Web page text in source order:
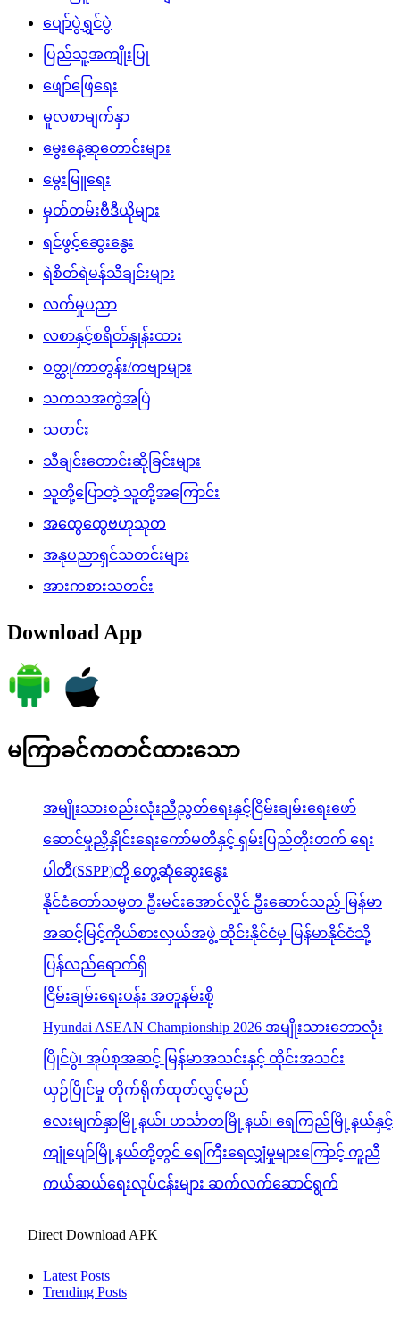
ပျော်ပွဲရွှင်ပွဲ
ပြည်သူ့အကျိုးပြု
ဖျော်ဖြေရေး
မူလစာမျက်နှာ
မွေးနေ့ဆုတောင်းများ
မွေးမြူရေး
မှတ်တမ်းဗီဒီယိုများ
ရင်ဖွင့်ဆွေးနွေး
ရဲစိတ်ရဲမန်သီချင်းများ
လက်မှုပညာ
လစာနှင့်စရိတ်နှုန်းထား
ဝတ္ထု/ကာတွန်း/ကဗျာများ
သကသအကွဲအပြဲ
သတင်း
သီချင်းတောင်းဆိုခြင်းများ
သူတို့ပြောတဲ့ သူတို့အကြောင်း
အထွေထွေဗဟုသုတ
အနုပညာရှင်သတင်းများ
အားကစားသတင်း
Download App
မကြာခင်ကတင်ထားသော
အမျိုးသားစည်းလုံးညီညွတ်ရေးနှင့်ငြိမ်းချမ်းရေးဖော်
ဆောင်မှုညှိနှိုင်းရေးကော်မတီနှင့် ရှမ်းပြည်တိုးတက် ရေး
ပါတီ(SSPP)တို့ တွေ့ဆုံဆွေးနွေး
နိုင်ငံတော်သမ္မတ ဦးမင်းအောင်လှိုင် ဦးဆောင်သည့် မြန်မာ
အဆင့်မြင့်ကိုယ်စားလှယ်အဖွဲ့ ထိုင်းနိုင်ငံမှ မြန်မာနိုင်ငံသို့
ပြန်လည်ရောက်ရှိ
ငြိမ်းချမ်းရေးပန်း အတူနမ်းစို့
Hyundai ASEAN Championship 2026 အမျိုးသားဘောလုံး
ပြိုင်ပွဲ၊ အုပ်စုအဆင့် မြန်မာအသင်းနှင့် ထိုင်းအသင်း
ယှဉ်ပြိုင်မှု တိုက်ရိုက်ထုတ်လွှင့်မည်
လေးမျက်နှာမြို့နယ်၊ ဟင်္သာတမြို့နယ်၊ ရေကြည်မြို့နယ်နှင့်
ကျုံပျော်မြို့နယ်တို့တွင် ရေကြီးရေလျှံမှုများကြောင့် ကူညီ
ကယ်ဆယ်ရေးလုပ်ငန်းများ ဆက်လက်ဆောင်ရွက်
Direct Download APK
Latest Posts
Trending Posts